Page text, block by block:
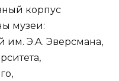
корпус
музеи:
им. Э.А. Эверсмана,